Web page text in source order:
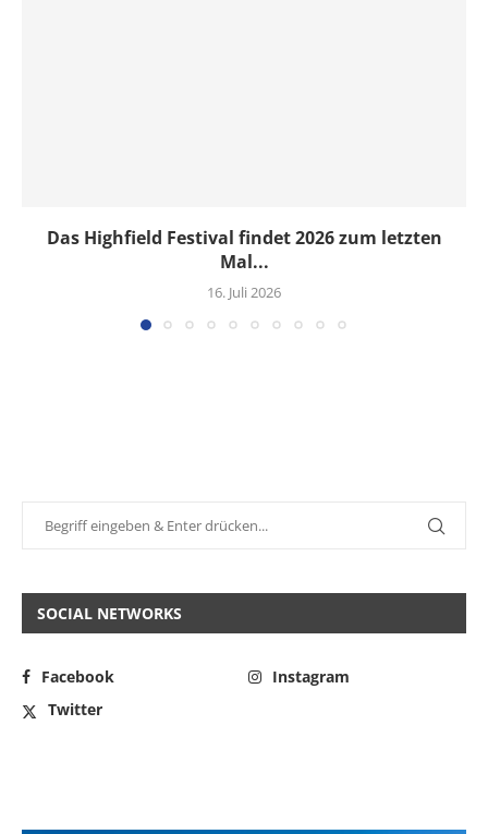
Das Highfield Festival findet 2026 zum letzten
Mal...
16. Juli 2026
SOCIAL NETWORKS
Facebook
Instagram
Twitter